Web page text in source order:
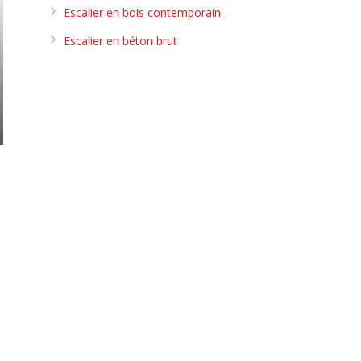
Escalier en bois contemporain
Escalier en béton brut